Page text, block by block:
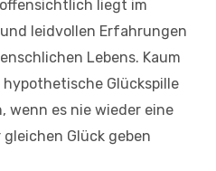
liegt im
leidvollen Erfahrungen
Lebens. Kaum
Glückspille
wenn es nie wieder eine
Glück geben